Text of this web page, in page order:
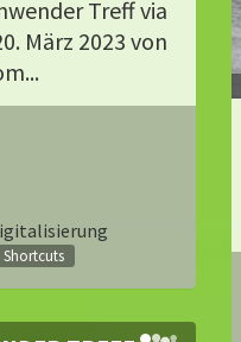
Treff via
März 2023 von
Shortcuts